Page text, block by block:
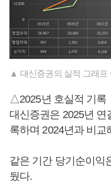
▲ 대신증권의 실적 그래프
△2025년 호실적 기록
대신증권은 2025년 연
록하며 2024년과 비교
같은 기간 당기순이익
뒀다.